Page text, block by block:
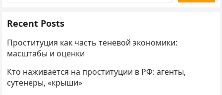
Recent Posts
Проституция как часть теневой экономики:
масштабы и оценки
Кто наживается на проституции в РФ: агенты,
сутенёры, «крыши»